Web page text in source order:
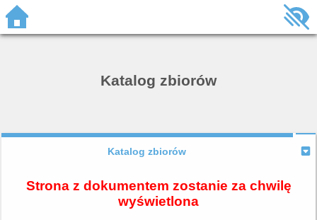
Katalog zbiorów
Katalog zbiorów
Strona z dokumentem zostanie za chwilę
wyświetlona